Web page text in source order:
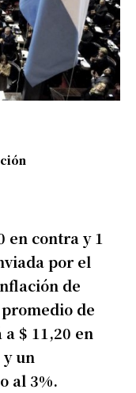
en contra y 1
por el
de
de
$ 11,20 en
un
al 3%.